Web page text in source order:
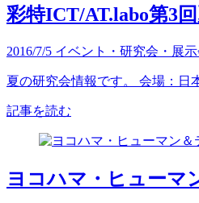
彩特ICT/AT.labo第3
2016/7/5 イベント・研究会・展示
夏の研究会情報です。 会場：日
記事を読む
ヨコハマ・ヒューマ